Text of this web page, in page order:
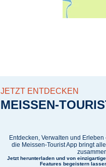
JETZT ENTDECKEN
MEISSEN-
Entdecken, Verwalten und Erleben
die Meissen-Tourist App bringt
Jetzt herunterladen und von
Features begeistern